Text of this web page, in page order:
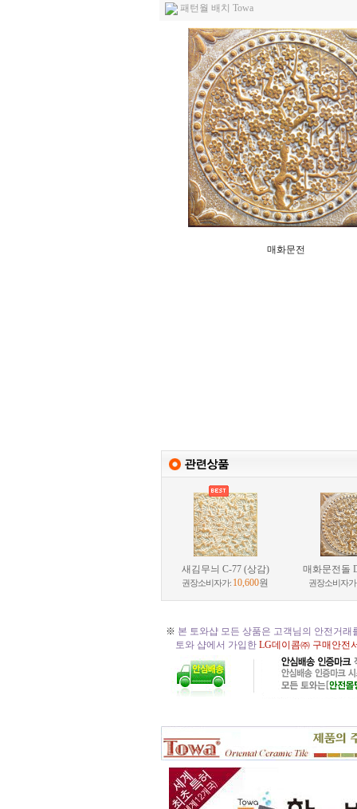
패턴월 배치 Towa
매화문전
새김무늬 C-77 (상감)
권장소비자가: 10,600원
매화문전돌
권장소비자
※ 본 토와샵 모든 상품은 고객님의 안전거
토와 샵에서 가입한 LG데이콤㈜ 구매안전